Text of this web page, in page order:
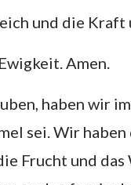
und die Kraft
Amen.
haben wir
sei. Wir
Frucht und das